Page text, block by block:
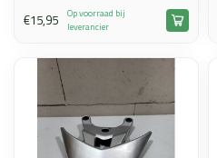
€15,95
Op voorraad bij
leverancier